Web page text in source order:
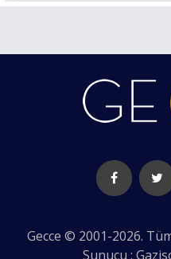
Gecce © 2001-2026.
Sunucu :